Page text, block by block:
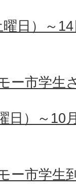
日）～
ー市学生
日）～10
ー市学生